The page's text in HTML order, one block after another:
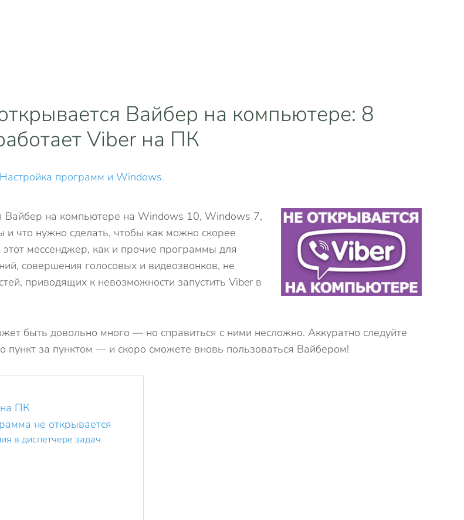
Вайбер на компьютере: 8
Viber на ПК
Настройка программ и Windows.
Вайбер на компьютере на Windows 10, Windows 7,
что нужно сделать, чтобы как можно скорее
мессенджер, как и прочие программы для
совершения голосовых и видеозвонков, не
приводящих к невозможности запустить Viber в
быть довольно много — но справиться с ними несложно. Аккуратно следуйте
пункт за пунктом — и скоро сможете вновь пользоваться Вайбером!
ПК
не открывается
в диспетчере задач